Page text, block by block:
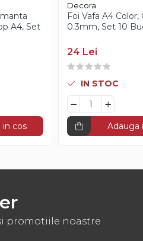
A4, Set
in cos
Decora
Foi Vafa A4 Color,
0.3mm, Set 10
24 Lei
IN STOC
Adauga
promotiile noastre